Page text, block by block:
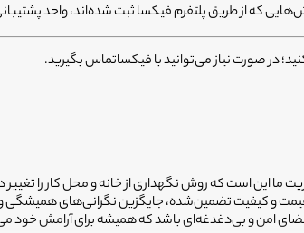
که از طریق پلتفرم فیکسا ثبت شده‌اند، واحد
در صورت نیاز می‌توانید با فیکساتماس بگیرید.
ما این است که روش نگهداری از خانه و محل کار را
قیمت و کیفیت تضمین‌شده، جایگزین نگرانی‌های
فضای امن و بی‌دغدغه‌ای باشد که همیشه برای آرامش